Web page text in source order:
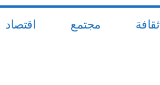
ثقافة مجتمع اقتصاد